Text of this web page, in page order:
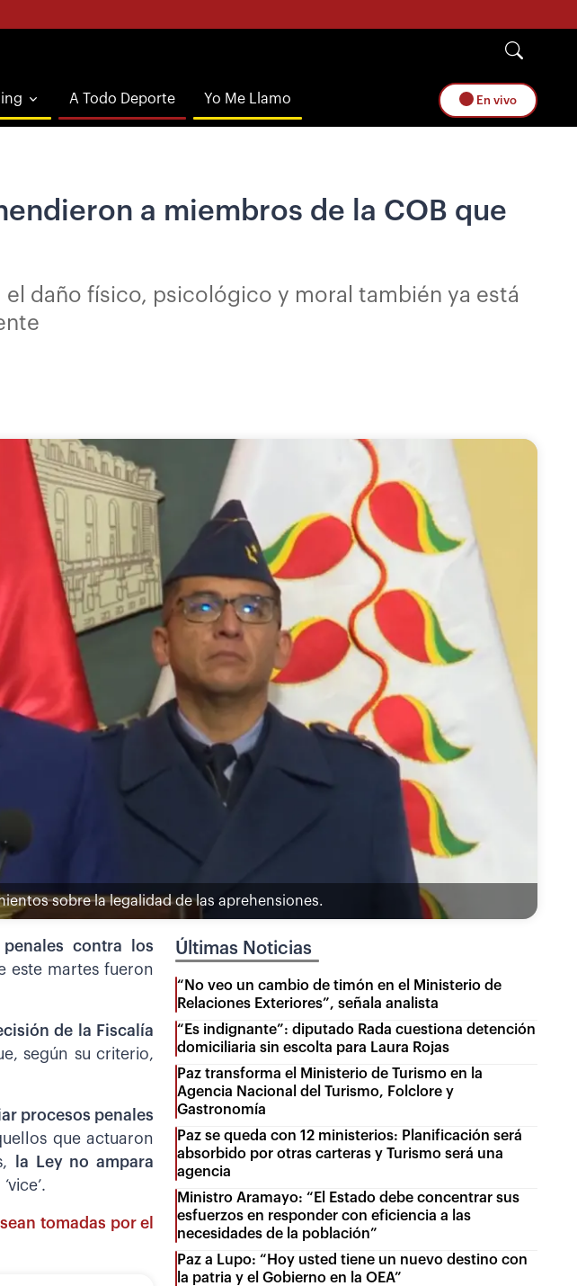
A Todo Deporte Yo Me Llamo En vivo
a miembros de la COB que
daño físico, psicológico y moral también ya está
sobre la legalidad de las aprehensiones.
penales contra los
este martes fueron
de la Fiscalía
según su criterio,
procesos penales
que actuaron
la Ley no ampara
tomadas por el
Últimas Noticias
“No veo un cambio de timón en el Ministerio de
Relaciones Exteriores”, señala analista
“Es indignante”: diputado Rada cuestiona detención
domiciliaria sin escolta para Laura Rojas
Paz transforma el Ministerio de Turismo en la
Agencia Nacional del Turismo, Folclore y
Gastronomía
Paz se queda con 12 ministerios: Planificación será
absorbido por otras carteras y Turismo será una
agencia
Ministro Aramayo: “El Estado debe concentrar sus
esfuerzos en responder con eficiencia a las
necesidades de la población”
Paz a Lupo: “Hoy usted tiene un nuevo destino con
la patria y el Gobierno en la OEA”